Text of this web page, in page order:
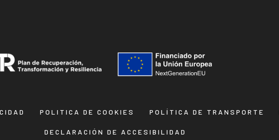
POLITICA DE COOKIES POLÍTICA DE TRANSPORTE
DECLARACIÓN DE ACCESIBILIDAD